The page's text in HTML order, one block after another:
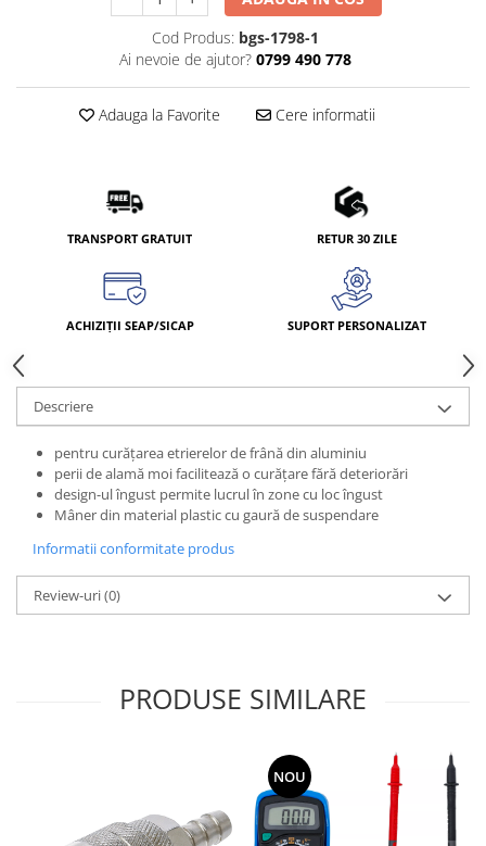
Cod Produs: bgs-1798-1
Ai nevoie de ajutor? 0799 490 778
Adauga la Favorite Cere informatii
TRANSPORT GRATUIT RETUR 30 ZILE
ACHIZIȚII SEAP/SICAP SUPORT PERSONALIZAT
Descriere
pentru curăţarea etrierelor de frână din aluminiu
perii de alamă moi facilitează o curăţare fără deteriorări
design-ul îngust permite lucrul în zone cu loc îngust
Mâner din material plastic cu gaură de suspendare
Informatii conformitate produs
Review-uri(0)
PRODUSE SIMILARE
NOU